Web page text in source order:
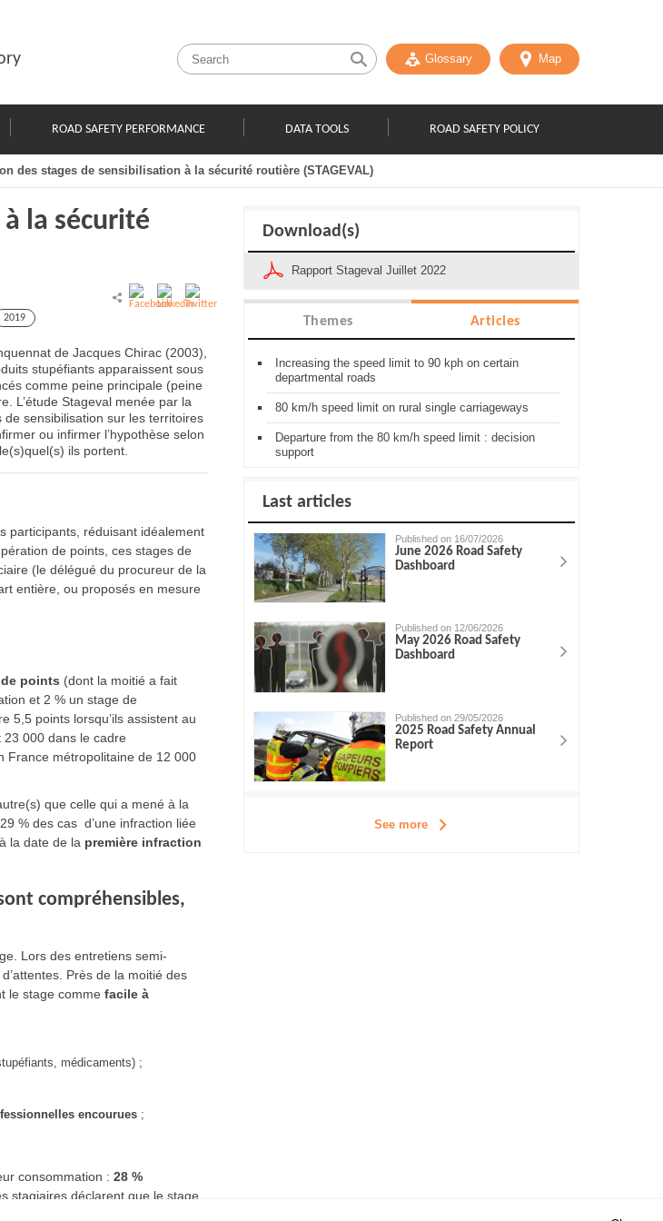
Glossary Map
ROAD SAFETY PERFORMANCE DATA TOOLS ROAD SAFETY POLICY
des stages de sensibilisation à la sécurité routière (STAGEVAL)
la sécurité
2019
de Jacques Chirac (2003),
stupéfiants apparaissent sous
comme peine principale (peine
L’étude Stageval menée par la
de sensibilisation sur les territoires
ou infirmer l’hypothèse selon
ils portent.
participants, réduisant idéalement
de points, ces stages de
(le délégué du procureur de la
entière, ou proposés en mesure
points (dont la moitié a fait
et 2 % un stage de
5,5 points lorsqu’ils assistent au
000 dans le cadre
France métropolitaine de 12 000
que celle qui a mené à la
% des cas d’une infraction liée
la date de la première infraction
compréhensibles,
Lors des entretiens semi-
Près de la moitié des
le stage comme facile à
médicaments) ;
encourues ;
consommation : 28 %
stagiaires déclarent que le stage
Download(s)
Rapport Stageval Juillet 2022
Themes Articles
Increasing the speed limit to 90 kph on certain
departmental roads
80 km/h speed limit on rural single carriageways
Departure from the 80 km/h speed limit : decision
support
Last articles
Published on 16/07/2026
June 2026 Road Safety
Dashboard
Published on 12/06/2026
May 2026 Road Safety
Dashboard
Published on 29/05/2026
2025 Road Safety Annual
Report
See more